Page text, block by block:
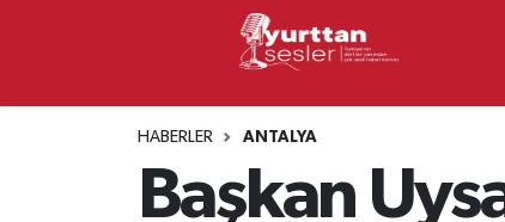
HABERLER ANTALYA
Başkan
Süper Lig Puan Durumu ve Fikstür
Haber Arşivi